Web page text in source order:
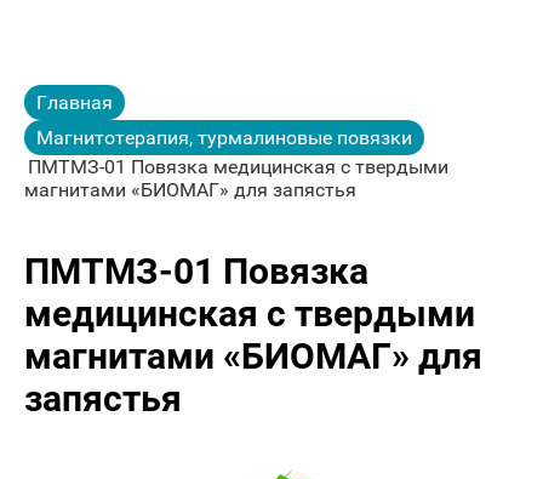
Главная
Магнитотерапия, турмалиновые повязки
ПМТМЗ-01 Повязка медицинская с твердыми
магнитами «БИОМАГ» для запястья
ПМТМЗ-01 Повязка
медицинская с твердыми
магнитами «БИОМАГ» для
запястья